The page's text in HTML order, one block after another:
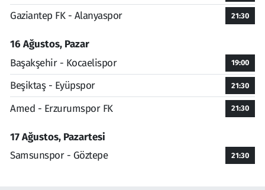
Gaziantep FK - Alanyaspor 21:30
16 Ağustos, Pazar
Başakşehir - Kocaelispor
19:00
Beşiktaş - Eyüpspor 21:30
Amed - Erzurumspor FK 21:30
17 Ağustos, Pazartesi
Samsunspor - Göztepe
21:30